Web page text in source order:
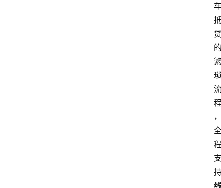
车
抵
贷
的
繁
琐
流
程
，
全
程
支
持
线